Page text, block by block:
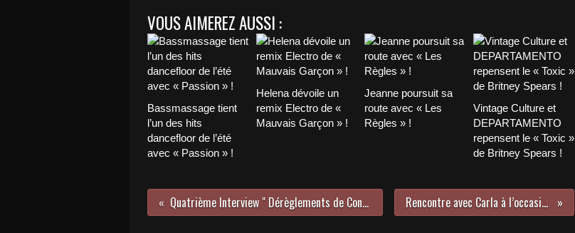
VOUS AIMEREZ AUSSI :
Bassmassage tient
l’un des hits
dancefloor de l’été
avec « Passion » !
Helena dévoile un
remix Electro de «
Mauvais Garçon » !
Jeanne poursuit sa
route avec « Les
Règles » !
Vintage Culture et
DEPARTAMENTO
repensent le « Toxic »
de Britney Spears !
Quatrième Interview " Dérèglements de Contes " : rencontre avec le comédien Olivier Denizet ! Rencontre avec Carla à l’occasion de la sortie de son premier album !